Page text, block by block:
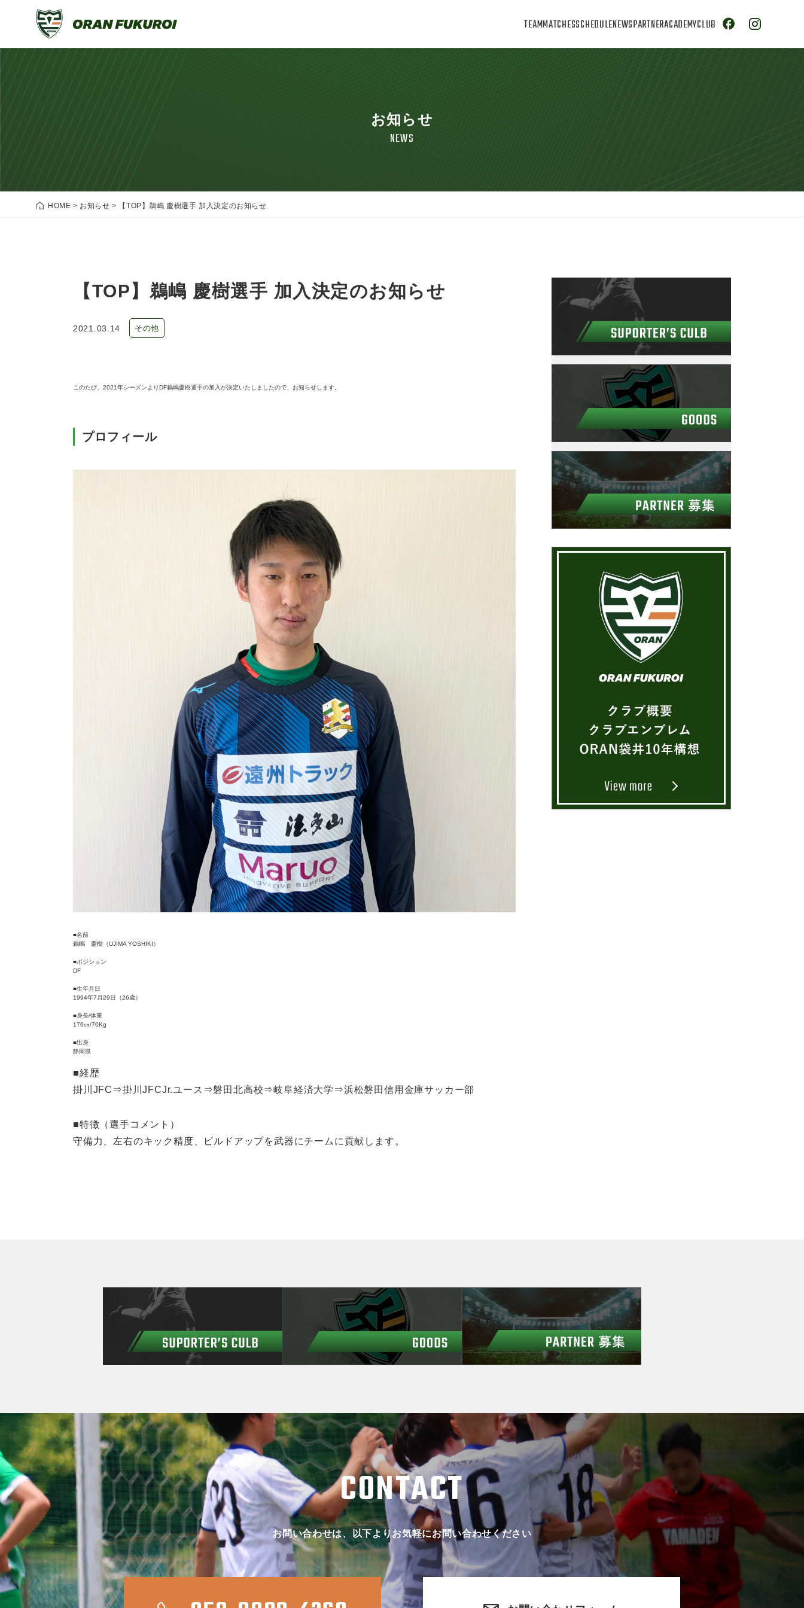
TEAMMATCHESSCHEDULENEWSPARTNERACADEMYCLUB
お知らせ
NEWS
HOME > お知らせ > 【TOP】鵜嶋 慶樹選手 加入決定のお知らせ
【TOP】鵜嶋 慶樹選手 加入決定のお知らせ
2021.03.14 その他
このたび、2021年シーズンよりDF鵜嶋慶樹選手の加入が決定いたしましたので、お知らせします。
プロフィール
■名前
鵜嶋 慶樹（UJIMA YOSHIKI）
■ポジション
DF
■生年月日
1994年7月29日（26歳）
■身長/体重
176㎝/70Kg
■出身
静岡県
■経歴
掛川JFC⇒掛川JFCJr.ユース⇒磐田北高校⇒岐阜経済大学⇒浜松磐田信用金庫サッカー部
■特徴（選手コメント）
守備力、左右のキック精度、ビルドアップを武器にチームに貢献します。
CONTACT
お問い合わせは、以下よりお気軽にお問い合わせください